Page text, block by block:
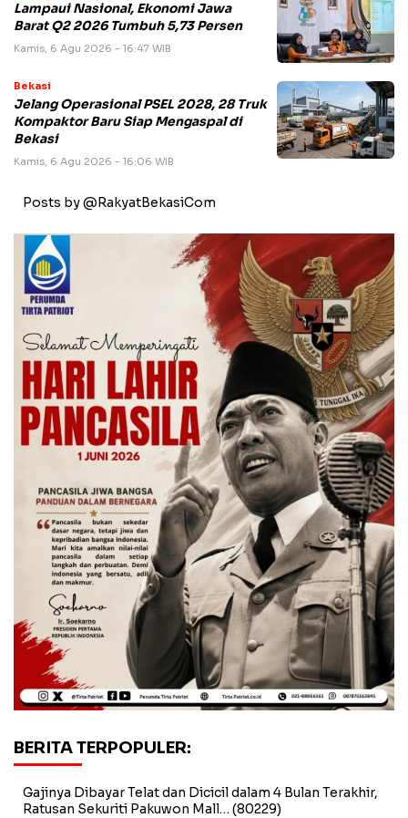
Lampaui Nasional, Ekonomi Jawa
Barat Q2 2026 Tumbuh 5,73 Persen
Kamis, 6 Agu 2026 - 16:47 WIB
Bekasi
Jelang Operasional PSEL 2028, 28 Truk
Kompaktor Baru Siap Mengaspal di
Bekasi
Kamis, 6 Agu 2026 - 16:06 WIB
Posts by @RakyatBekasiCom
BERITA TERPOPULER:
Gajinya Dibayar Telat dan Dicicil dalam 4 Bulan Terakhir,
Ratusan Sekuriti Pakuwon Mall… (80229)